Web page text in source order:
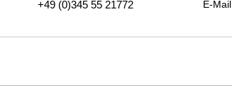
+49 (0)345 55 21772 E-Mail